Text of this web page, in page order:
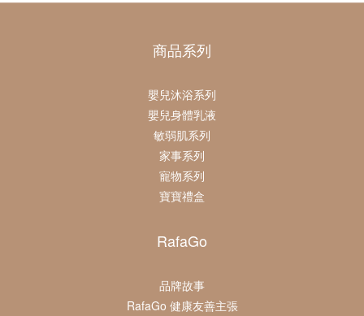
商品系列
嬰兒沐浴系列
嬰兒身體乳液
敏弱肌系列
家事系列
寵物系列
寶寶禮盒
RafaGo
品牌故事
RafaGo 健康友善主張